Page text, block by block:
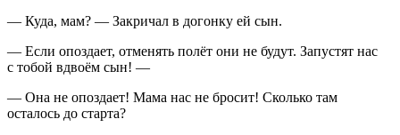
— Куда, мам? — Закричал в догонку ей сын.
— Если опоздает, отменять полёт они не будут. Запустят нас
с тобой вдвоём сын! —
— Она не опоздает! Мама нас не бросит! Сколько там
осталось до старта?